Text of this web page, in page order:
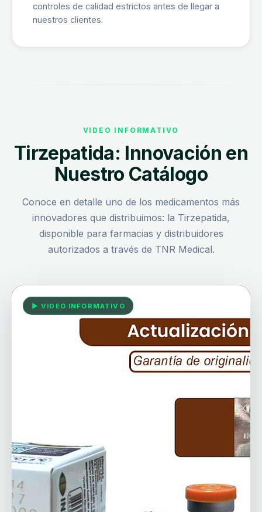
controles de calidad estrictos antes de llegar a
nuestros clientes.
VIDEO INFORMATIVO
Tirzepatida: Innovación en
Nuestro Catálogo
Conoce en detalle uno de los medicamentos más
innovadores que distribuimos: la Tirzepatida,
disponible para farmacias y distribuidores
autorizados a través de TNR Medical.
▶ VIDEO INFORMATIVO